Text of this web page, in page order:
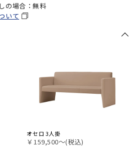
の場合：無料
いて
オセロ 3人掛
￥159,500〜(税込)